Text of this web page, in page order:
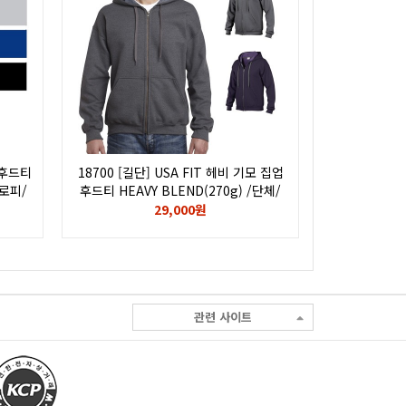
드티
피/
18700 [길단] USA FIT 헤비 기모 집업
후드티 HEAVY BLEND(270g) /단체/
인쇄/나염/전사/후로피/칼라/자수/
29,000원
관련 사이트